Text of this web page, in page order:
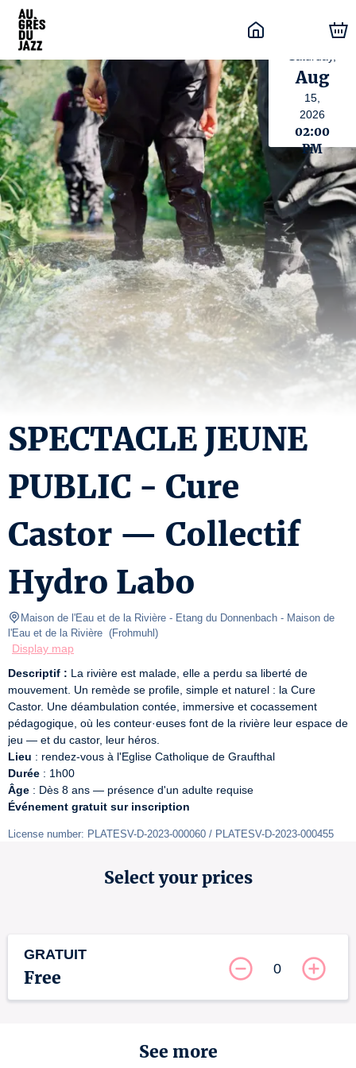
Aug
15,
2026
02:00
PM
SPECTACLE JEUNE
PUBLIC - Cure
Castor — Collectif
Hydro Labo
Maison de l'Eau et de la Rivière - Etang du Donnenbach - Maison de
l'Eau et de la Rivière (Frohmuhl )
Display map
Descriptif : La rivière est malade, elle a perdu sa liberté de
mouvement. Un remède se profile, simple et naturel : la Cure
Castor. Une déambulation contée, immersive et cocassement
pédagogique, où les conteur·euses font de la rivière leur espace de
Lieu
Durée
Âge
Événement gratuit sur inscription
License number: PLATESV-D-2023-000060 / PLATESV-D-2023-000455
Select your prices
GRATUIT
Free 0
See more